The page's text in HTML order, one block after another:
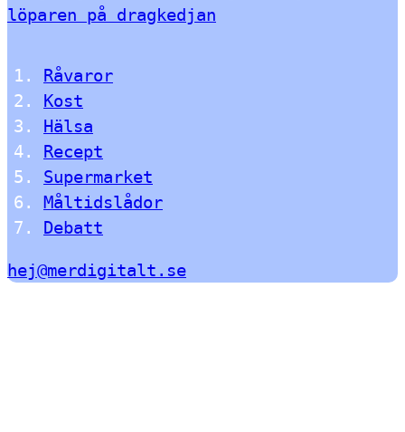
löparen på dragkedjan
Råvaror
Kost
Hälsa
Recept
Supermarket
Måltidslådor
Debatt
hej@merdigitalt.se